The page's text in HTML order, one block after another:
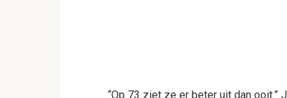
“Op 73 ziet ze er beter uit dan ooit.”